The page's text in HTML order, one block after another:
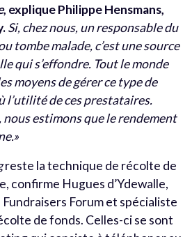
, explique Philippe Hensmans,
Si, chez nous, un responsable du
tombe malade, c’est une source
qui s’effondre. Tout le monde
moyens de gérer ce type de
l’utilité de ces prestataires.
estimons que le rendement
reste la technique de récolte de
confirme Hugues d’Ydewalle,
Forum et spécialiste
de fonds. Celles-ci se sont